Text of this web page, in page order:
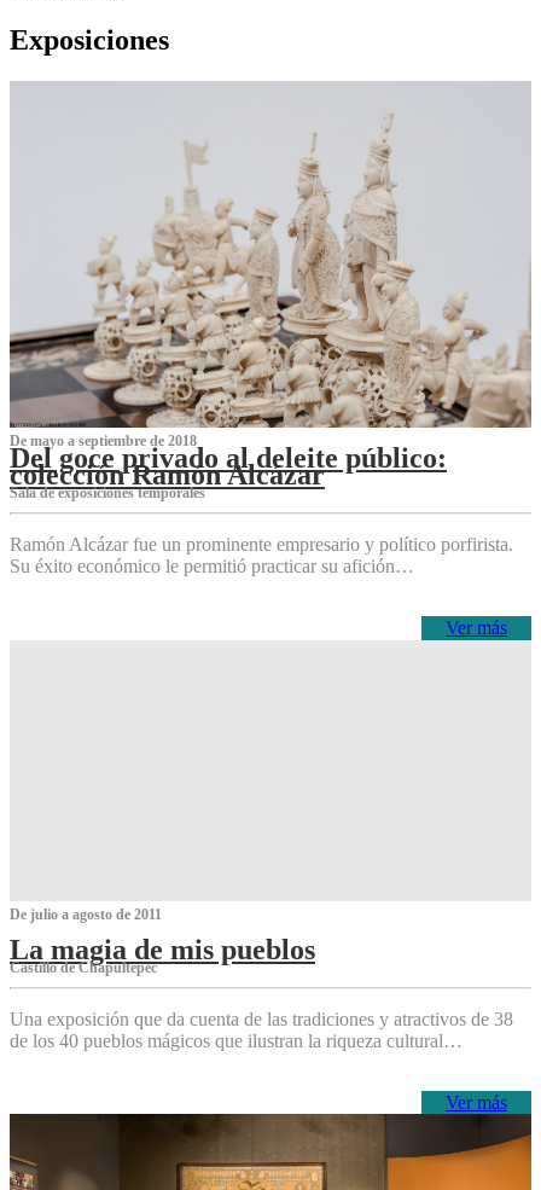
Exposiciones
De mayo a septiembre de 2018
Del goce privado al deleite público:
colección Ramón Alcázar
Sala de exposiciones temporales
Ramón Alcázar fue un prominente empresario y político porfirista.
Su éxito económico le permitió practicar su afición…
Ver más
De julio a agosto de 2011
La magia de mis pueblos
Castillo de Chapultepec
Una exposición que da cuenta de las tradiciones y atractivos de 38
de los 40 pueblos mágicos que ilustran la riqueza cultural…
Ver más